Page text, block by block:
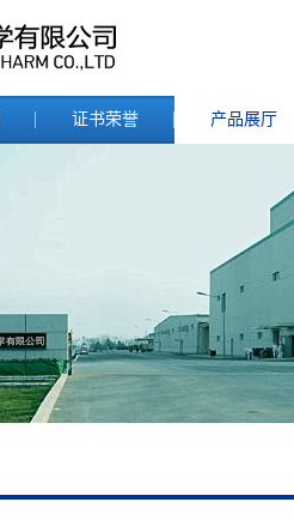
证书荣誉 产品展厅